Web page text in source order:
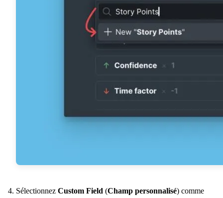
Sélectionnez Custom Field (Champ personnalisé) comme